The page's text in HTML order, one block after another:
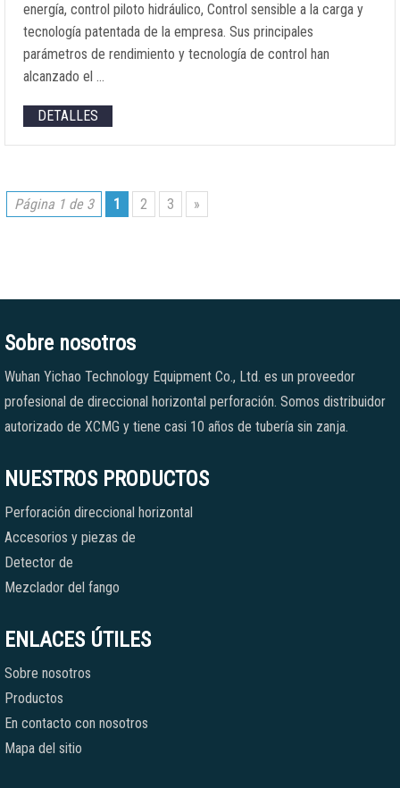
energía, control piloto hidráulico, Control sensible a la carga y
tecnología patentada de la empresa. Sus principales
parámetros de rendimiento y tecnología de control han
alcanzado el …
DETALLES
Página 1 de 3 1 2 3 »
Sobre nosotros
Wuhan Yichao Technology Equipment Co., Ltd. es un proveedor
profesional de direccional horizontal perforación. Somos distribuidor
autorizado de XCMG y tiene casi 10 años de tubería sin zanja.
NUESTROS PRODUCTOS
Perforación direccional horizontal
Accesorios y piezas de
Detector de
Mezclador del fango
ENLACES ÚTILES
Sobre nosotros
Productos
En contacto con nosotros
Mapa del sitio